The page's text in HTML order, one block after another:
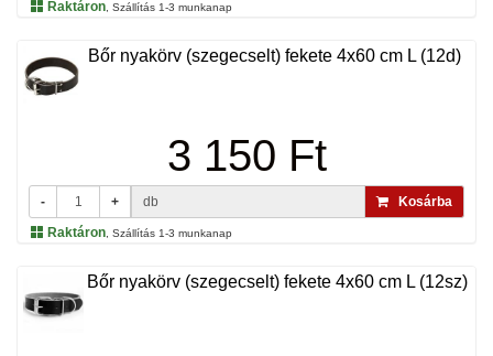
Raktáron , Szállítás 1-3 munkanap
Bőr nyakörv (szegecselt) fekete 4x60 cm L (12d)
3 150 Ft
- + db
Kosárba
Raktáron , Szállítás 1-3 munkanap
Bőr nyakörv (szegecselt) fekete 4x60 cm L (12sz)